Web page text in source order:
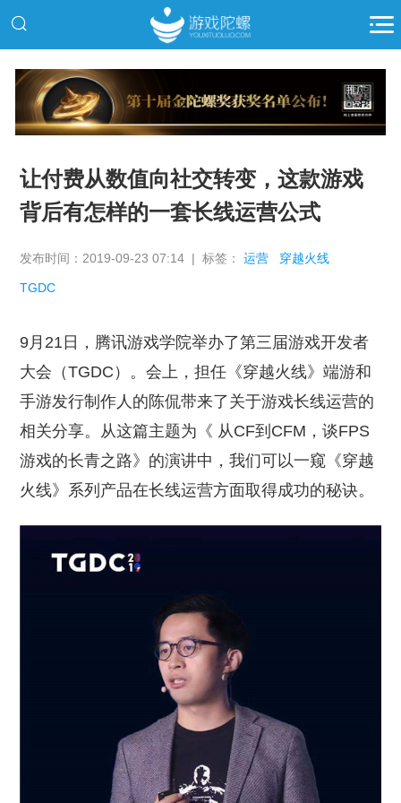
推广
让付费从数值向社交转变，这款游戏
背后有怎样的一套长线运营公式
发布时间：2019-09-23 07:14 | 标签：运营 穿越火线
TGDC
9月21日，腾讯游戏学院举办了第三届游戏开发者
大会（TGDC）。会上，担任《穿越火线》端游和
手游发行制作人的陈侃带来了关于游戏长线运营的
相关分享。从这篇主题为《 从CF到CFM，谈FPS
游戏的长青之路》的演讲中，我们可以一窥《穿越
火线》系列产品在长线运营方面取得成功的秘诀。